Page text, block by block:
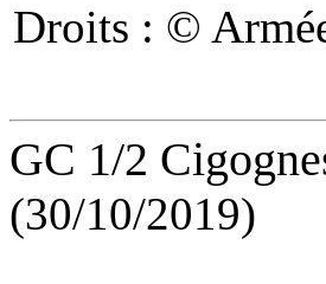
Droits : ©
GC 1/2
(30/10/2019)